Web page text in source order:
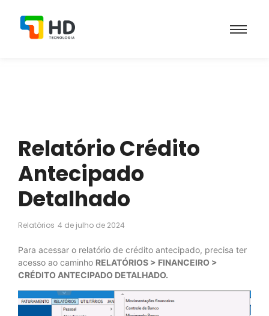
Relatório Crédito
Antecipado
Detalhado
Relatórios 4 de julho de 2024
Para acessar o relatório de crédito antecipado, precisa ter
acesso ao caminho RELATÓRIOS > FINANCEIRO >
CRÉDITO ANTECIPADO DETALHADO.